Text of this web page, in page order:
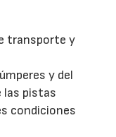
transporte y
y del
las pistas
condiciones